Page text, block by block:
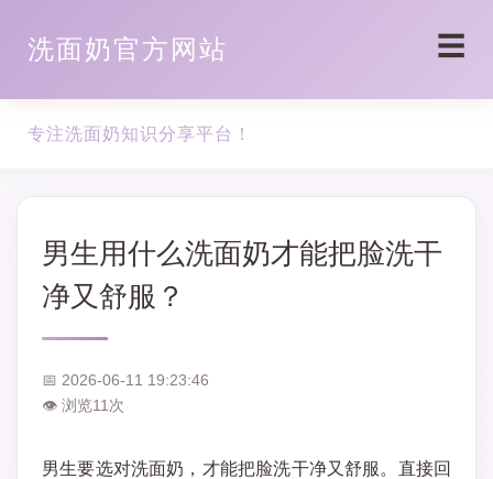
洗面奶官方网站 ☰
专注洗面奶知识分享平台！
男生用什么洗面奶才能把脸洗干
净又舒服？
📅 2026-06-11 19:23:46
👁 浏览11 次
男生要选对洗面奶，才能把脸洗干净又舒服。直接回